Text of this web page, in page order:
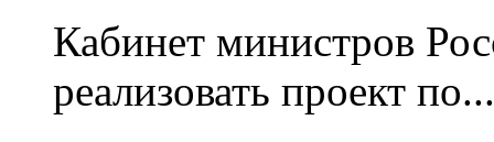
Кабинет министров
реализовать проект по...